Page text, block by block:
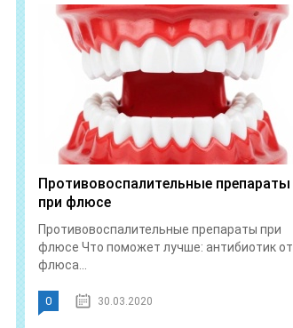
Противовоспалительные препараты
при флюсе
Противовоспалительные препараты при
флюсе Что поможет лучше: антибиотик от
флюса...
0 30.03.2020